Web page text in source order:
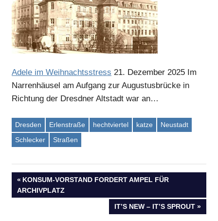
Adele im Weihnachtsstress 21. Dezember 2025 Im
Narrenhäusel am Aufgang zur Augustusbrücke in
Richtung der Dresdner Altstadt war an…
Dresden Erlenstraße hechtviertel katze
Neustadt
Schlecker
Straßen
Beitragsnavigation
VORHERIGER
BEITRAG:
KONSUM-VORSTAND FORDERT AMPEL FÜR
ARCHIVPLATZ
NÄCHSTER
IT’S NEW – IT’S SPROUT